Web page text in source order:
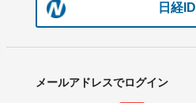
日経ID
メールアドレスでログイン